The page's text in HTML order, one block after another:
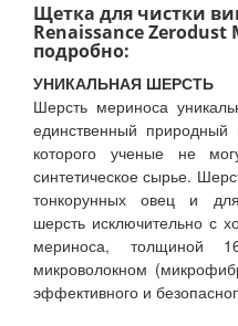
Щетка для чистки
Renaissance Zerodust
подробно:
УНИКАЛЬНАЯ ШЕРСТЬ
Шерсть мериноса
единственный природный
которого ученые не
синтетическое сырье.
тонкорунных овец и для
шерсть исключительно с
мериноса, толщиной
микроволокном
эффективного и